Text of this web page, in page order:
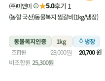
(주)미앤미 ★5.0후기 1
(농할 국산)동물복지 찜갈비(1kg/냉장)
동물복지인증 1kg 냉장
조합원 23,000원 20,700원
비조합원 25,300원